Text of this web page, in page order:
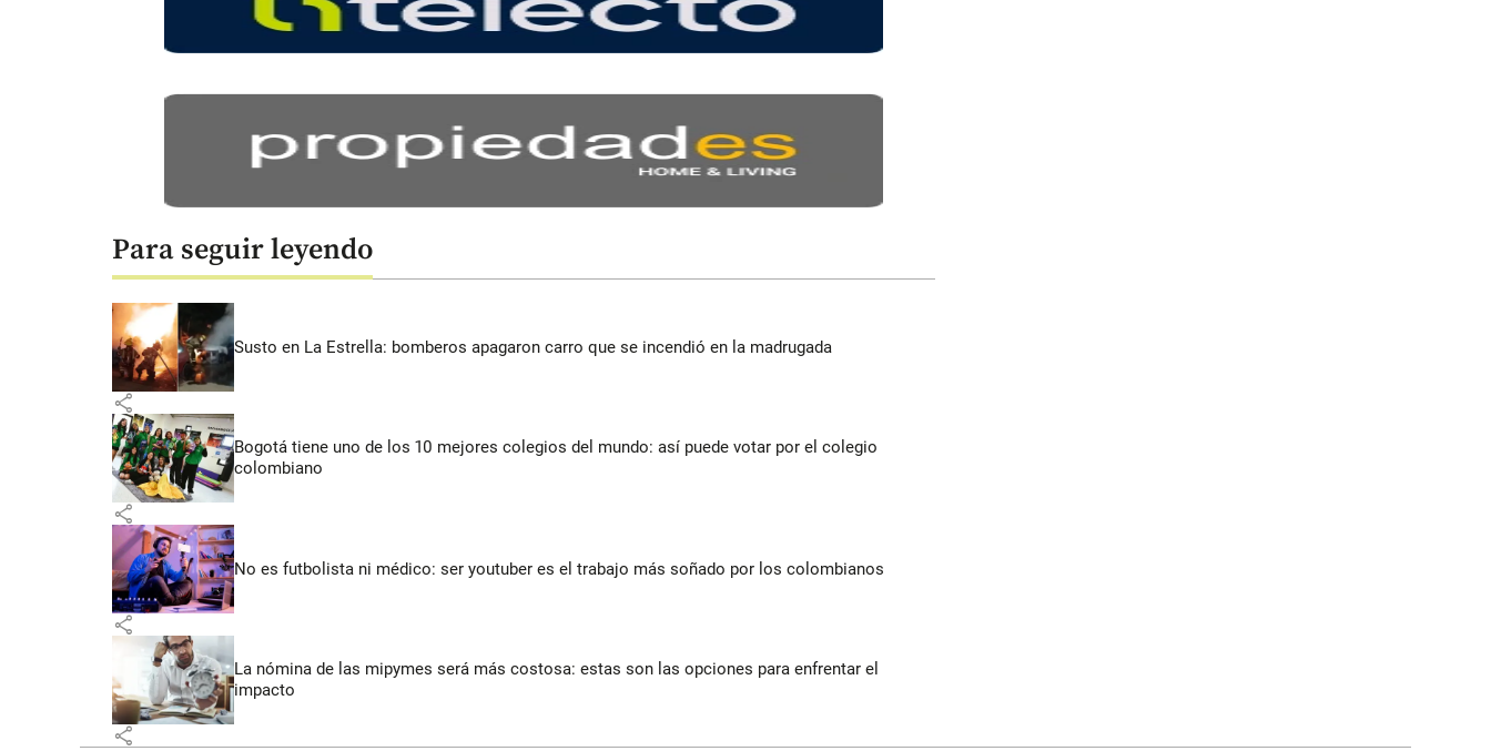
Para seguir leyendo
Susto en La Estrella: bomberos apagaron carro que se incendió en la madrugada
share
Bogotá tiene uno de los 10 mejores colegios del mundo: así puede votar por el colegio
colombiano
share
No es futbolista ni médico: ser youtuber es el trabajo más soñado por los colombianos
share
La nómina de las mipymes será más costosa: estas son las opciones para enfrentar el
impacto
share